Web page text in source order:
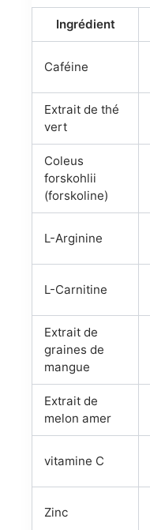
Ingrédient
Caféine
Extrait de thé
vert
Coleus
forskohlii
(forskoline)
L-Arginine
L-Carnitine
Extrait de
graines de
mangue
Extrait de
melon amer
vitamine C
Zinc